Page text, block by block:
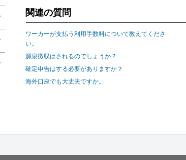
関連の質問
ワーカーが支払う利用手数料について教えてくださ
い。
源泉徴収はされるのでしょうか？
確定申告はする必要がありますか？
海外口座でも大丈夫ですか。